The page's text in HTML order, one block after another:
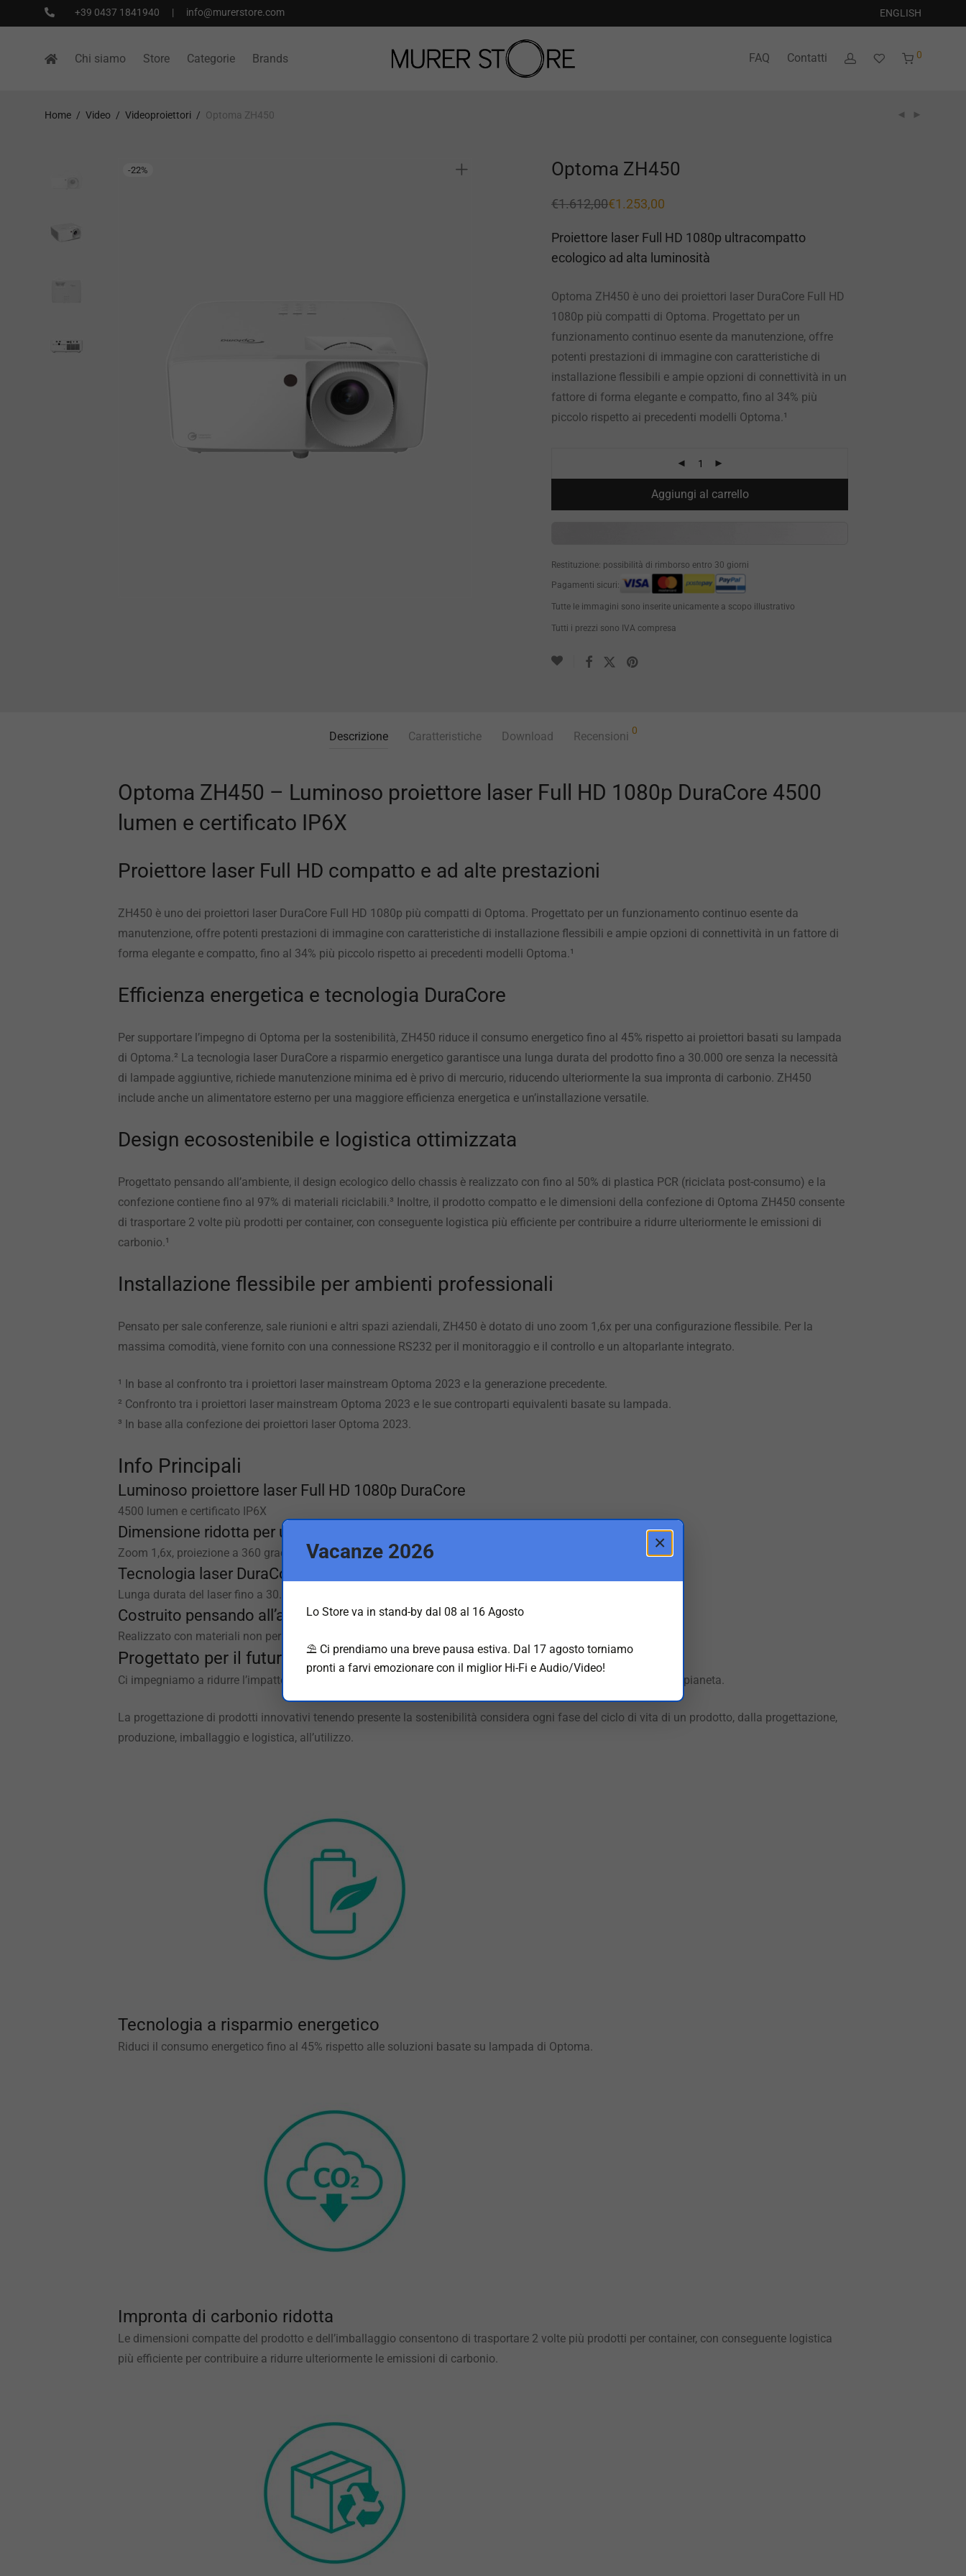
+39 0437 1841940 | info@murerstore.com ENGLISH
Chi siamo Store Categorie Brands FAQ Contatti 0
Home / Video / Videoproiettori / Optoma ZH450
-22% Optoma ZH450
€1.612,00
Il
era:
€1.253,00
Il
è:
Proiettore laser Full HD 1080p ultracompatto
ecologico ad alta luminosità
Optoma ZH450 è uno dei proiettori laser DuraCore Full HD
1080p più compatti di Optoma. Progettato per un
funzionamento continuo esente da manutenzione, offre
potenti prestazioni di immagine con caratteristiche di
installazione flessibili e ampie opzioni di connettività in un
fattore di forma elegante e compatto, fino al 34% più
piccolo rispetto ai precedenti modelli Optoma.¹
Aggiungi al carrello
Restituzione: possibilità di rimborso entro 30 giorni
Pagamenti sicuri:
Tutte le immagini sono inserite unicamente a scopo illustrativo
Tutti i prezzi sono IVA compresa
Descrizione Caratteristiche Download Recensioni 0
Optoma ZH450 – Luminoso proiettore laser Full HD 1080p DuraCore 4500
lumen e certificato IP6X
Proiettore laser Full HD compatto e ad alte prestazioni
ZH450 è uno dei proiettori laser DuraCore Full HD 1080p più compatti di Optoma. Progettato per un funzionamento continuo esente da
manutenzione, offre potenti prestazioni di immagine con caratteristiche di installazione flessibili e ampie opzioni di connettività in un fattore di
forma elegante e compatto, fino al 34% più piccolo rispetto ai precedenti modelli Optoma.¹
Efficienza energetica e tecnologia DuraCore
Per supportare l’impegno di Optoma per la sostenibilità, ZH450 riduce il consumo energetico fino al 45% rispetto ai proiettori basati su lampada
di Optoma.² La tecnologia laser DuraCore a risparmio energetico garantisce una lunga durata del prodotto fino a 30.000 ore senza la necessità
di lampade aggiuntive, richiede manutenzione minima ed è privo di mercurio, riducendo ulteriormente la sua impronta di carbonio. ZH450
include anche un alimentatore esterno per una maggiore efficienza energetica e un’installazione versatile.
Design ecosostenibile e logistica ottimizzata
Progettato pensando all’ambiente, il design ecologico dello chassis è realizzato con fino al 50% di plastica PCR (riciclata post-consumo) e la
confezione contiene fino al 97% di materiali riciclabili.³ Inoltre, il prodotto compatto e le dimensioni della confezione di Optoma ZH450 consente
di trasportare 2 volte più prodotti per container, con conseguente logistica più efficiente per contribuire a ridurre ulteriormente le emissioni di
carbonio.¹
Installazione flessibile per ambienti professionali
Pensato per sale conferenze, sale riunioni e altri spazi aziendali, ZH450 è dotato di uno zoom 1,6x per una configurazione flessibile. Per la
massima comodità, viene fornito con una connessione RS232 per il monitoraggio e il controllo e un altoparlante integrato.
¹ In base al confronto tra i proiettori laser mainstream Optoma 2023 e la generazione precedente.
² Confronto tra i proiettori laser mainstream Optoma 2023 e le sue controparti equivalenti basate su lampada.
³ In base alla confezione dei proiettori laser Optoma 2023.
Info Principali
Luminoso proiettore laser Full HD 1080p DuraCore
4500 lumen e certificato IP6X
Dimensione ridotta per una facile installazione
Zoom 1,6x, proiezione a 360 gradi e verticale
Tecnologia laser DuraCore
Lunga durata del laser fino a 30.000 ore di funzionamento senza manutenzione
Costruito pensando all’ambiente
Realizzato con materiali non pericolosi e riciclati
Progettato per il futuro
Ci impegniamo a ridurre l’impatto ambientale complessivo dei nostri prodotti in modo da poter fare il bene per il pianeta.
La progettazione di prodotti innovativi tenendo presente la sostenibilità considera ogni fase del ciclo di vita di un prodotto, dalla progettazione,
produzione, imballaggio e logistica, all’utilizzo.
Tecnologia a risparmio energetico
Riduci il consumo energetico fino al 45% rispetto alle soluzioni basate su lampada di Optoma.
Impronta di carbonio ridotta
Le dimensioni compatte del prodotto e dell’imballaggio consentono di trasportare 2 volte più prodotti per container, con conseguente logistica
più efficiente per contribuire a ridurre ulteriormente le emissioni di carbonio.
×
Vacanze 2026
Lo Store va in stand-by dal 08 al 16 Agosto
⛱️ Ci prendiamo una breve pausa estiva. Dal 17 agosto torniamo
pronti a farvi emozionare con il miglior Hi-Fi e Audio/Video!